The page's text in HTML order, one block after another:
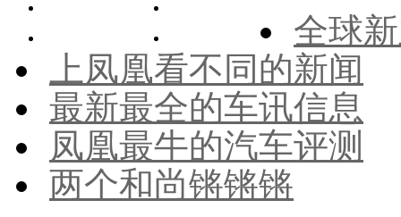
全球
上凤凰看不同的新闻
最新最全的车讯信息
凤凰最牛的汽车评测
两个和尚锵锵锵